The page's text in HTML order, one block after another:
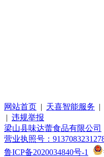
网站首页 | 天喜智能服务 |
| 违规举报
梁山县味达蕾食品有限公司
营业执照号：
鲁ICP备2020034840号-1